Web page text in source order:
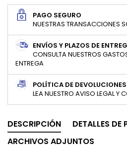
PAGO SEGURO
NUESTRAS TRANSACCIONES
ENVÍOS Y PLAZOS DE
CONSULTA NUESTROS
ENTREGA
POLÍTICA DE DEVOLUCIONES
LEA NUESTRO AVISO LEGAL Y
DESCRIPCIÓN
DETALLES DE
ARCHIVOS ADJUNTOS